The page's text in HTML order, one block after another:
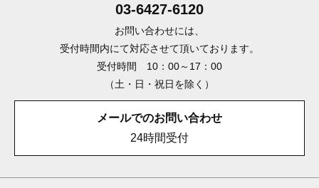
03-6427-6120
お問い合わせには、
受付時間内にて対応させて頂いております。
受付時間 10：00～17：00
（土・日・祝日を除く）
メールでのお問い合わせ
24時間受付